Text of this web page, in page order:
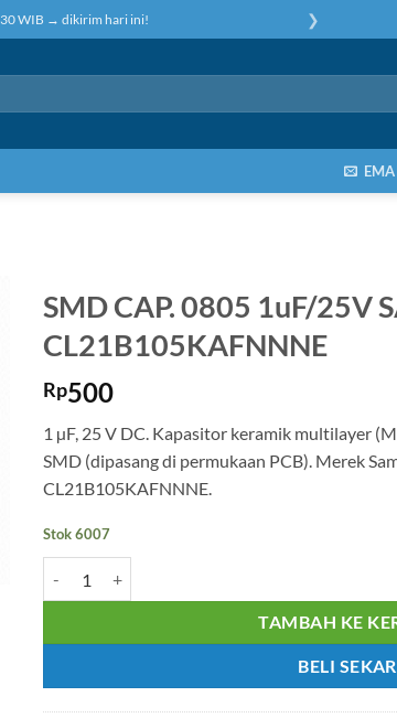
WIB → dikirim hari ini! ❯
SMD CAP. 0805 1uF/25V
CL21B105KAFNNNE
Rp500
1 µF, 25 V DC. Kapasitor keramik multilayer
SMD (dipasang di permukaan PCB). Merek
CL21B105KAFNNNE.
Stok 6007
TAMBAH KE
BELI